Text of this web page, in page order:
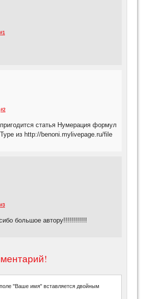
#1
#2
статья Нумерация формул
из http://benoni.mylivepage.ru/file
#3
большое автору!!!!!!!!!!!!
поле "Ваше имя" вставляется двойным